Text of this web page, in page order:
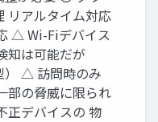
リアルタイム対応
△ Wi-Fiデバイス
知は可能だが
） △ 訪問時のみ
部の脅威に限られ
正デバイスの 物